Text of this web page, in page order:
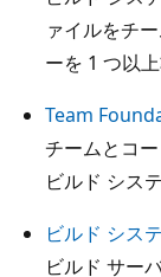
ァイルをチ
ーを 1 つ以
Team
チームとコ
ビルド シス
ビルド シス
ビルド サー